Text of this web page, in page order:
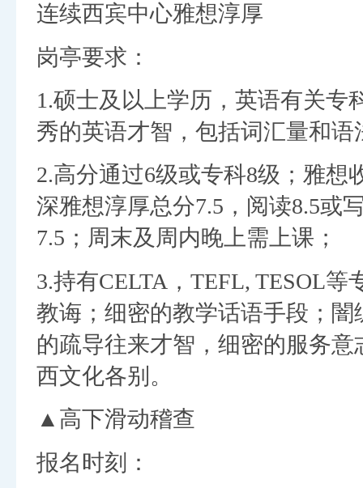
连续西宾中心雅想淳厚
岗亭要求：
1.硕士及以上学历，英语有关专
秀的英语才智，包括词汇量和语
2.高分通过6级或专科8级；雅
深雅想淳厚总分7.5，阅读8.5或
7.5；周末及周内晚上需上课；
3.持有CELTA，TEFL, TESOL
教诲；细密的教学话语手段；
的疏导往来才智，细密的服务
西文化各别。
▲高下滑动稽查
报名时刻：